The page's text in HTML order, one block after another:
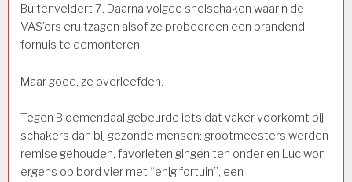
Buitenveldert 7. Daarna volgde snelschaken waarin de
VAS’ers eruitzagen alsof ze probeerden een brandend
fornuis te demonteren.
Maar goed, ze overleefden.
Tegen Bloemendaal gebeurde iets dat vaker voorkomt bij
schakers dan bij gezonde mensen: grootmeesters werden
remise gehouden, favorieten gingen ten onder en Luc won
ergens op bord vier met “enig fortuin”, een